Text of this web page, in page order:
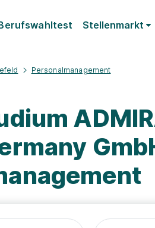
Stellenmarkt
Personalmanagement